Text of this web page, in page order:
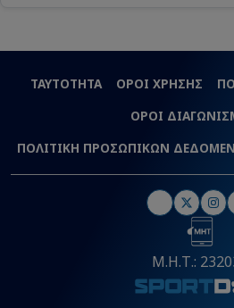
ΤΑΥΤΟΤΗΤΑ ΟΡΟΙ ΧΡΗΣΗΣ
ΟΡΟΙ
ΠΟΛΙΤΙΚΗ ΠΡΟΣΩΠΙΚΩΝ
Μ.Η.Τ.: